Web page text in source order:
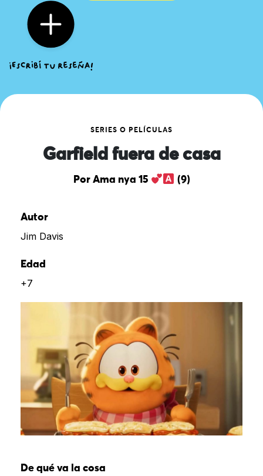
SERIES O PELÍCULAS
Garfield fuera de casa
Por Ama nya 15 (9)
Autor
Jim Davis
Edad
+7
De qué va la cosa